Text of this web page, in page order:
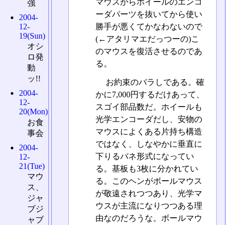
マウスからホイールのエンコ
ーダパーツを抜いてから使い
勝手が悪くてかなわないので
(←アタリマエだっつーの)こ
のマウスを復活させるのであ
る。
お約束のバラしである。確
かに7,000円するだけあって、
スゴイ部品数だ。ホイールも
光学エンコーダだし、安物の
マウスによくある片持ち構造
ではなく、しなやかに垂直に
下りるバネ形式になってい
る。基板も3枚に分かれてい
る。このヘンがボールマウス
が敬遠されつつあり、光学マ
ウスが主流になりつつある理
由なのだろうな。ボールマウ
強
2004-
12-
19(Sun)
オシ
ロ発
動
ッ!!
2004-
12-
20(Mon)
お食
事会
2004-
12-
21(Tue)
マウ
ス、
ジャ
ブジ
ャブ